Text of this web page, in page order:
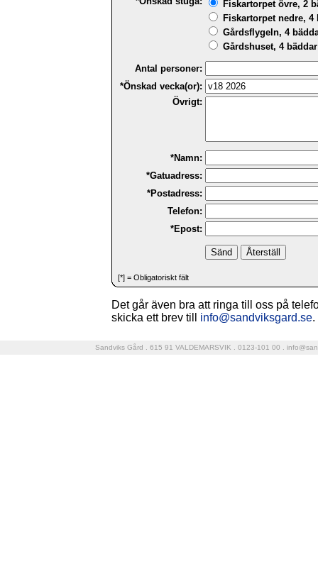
Fiskartorpet övre, 2
Fiskartorpet nedre, 4
Gårdsflygeln, 4
Gårdshuset, 4
Antal personer:
*Önskad vecka(or):
Övrigt:
*Namn:
*Gatuadress:
*Postadress:
Telefon:
*Epost:
[*] = Obligatoriskt fält
Det går även bra att ringa till oss på
skicka ett brev till info@sandviksgard.se.
Sandviks Gård . 615 91 VALDEMARSVIK . 0123-101 00 .